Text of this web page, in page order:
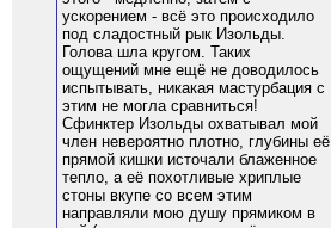
ускорением - всё это происходило
под сладостный рык Изольды.
Голова шла кругом. Таких
ощущений мне ещё не доводилось
испытывать, никакая мастурбация с
этим не могла сравниться!
Сфинктер Изольды охватывал мой
член невероятно плотно, глубины её
прямой кишки источали блаженное
тепло, а её похотливые хриплые
стоны вкупе со всем этим
направляли мою душу прямиком в